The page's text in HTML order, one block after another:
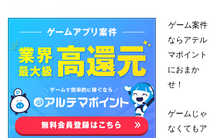
ゲーム案件
ならアテル
マポイント
におまか
せ！
ゲームじゃ
なくてもア